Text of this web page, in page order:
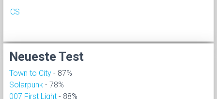
CS
Neueste Test
Town to City - 87%
Solarpunk - 78%
007 First Light - 88%